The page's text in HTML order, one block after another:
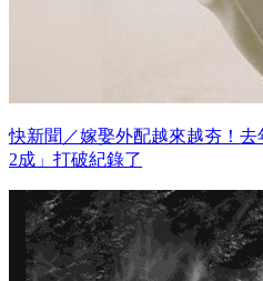
快新聞／嫁娶外配越來越夯！
2成」打破紀錄了